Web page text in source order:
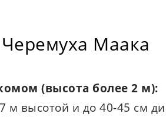
Черемуха Маака
(высота более 2 м):
м высотой и до 40-45 см